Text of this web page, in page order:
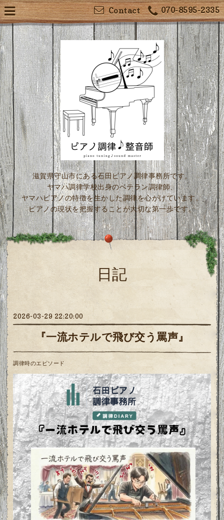
070-8595-2335
Contact
滋賀県守山市にある石田ピアノ調律事務所です。
ヤマハ調律学校出身のベテラン調律師、
ヤマハピアノの特徴を生かした調律を心がけています。
ピアノの現状を把握することが大切な第一歩です。
日記
2026-03-29 22:20:00
『一流ホテルで飛び交う罵声』
調律時のエピソード